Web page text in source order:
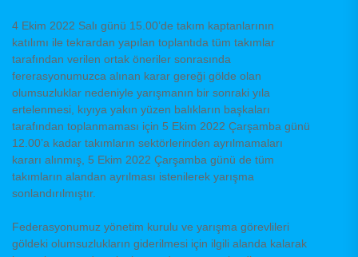
4 Ekim 2022 Salı günü 15.00’de takım kaptanlarının
katılımı ile tekrardan yapılan toplantıda tüm takımlar
tarafından verilen ortak öneriler sonrasında
fererasyonumuzca alınan karar gereği gölde olan
olumsuzluklar nedeniyle yarışmanın bir sonraki yıla
ertelenmesi, kıyıya yakın yüzen balıkların başkaları
tarafından toplanmaması için 5 Ekim 2022 Çarşamba günü
12.00’a kadar takımların sektörlerinden ayrılmamaları
kararı alınmış, 5 Ekim 2022 Çarşamba günü de tüm
takımların alandan ayrılması istenilerek yarışma
sonlandırılmıştır.
Federasyonumuz yönetim kurulu ve yarışma görevlileri
göldeki olumsuzlukların giderilmesi için ilgili alanda kalarak